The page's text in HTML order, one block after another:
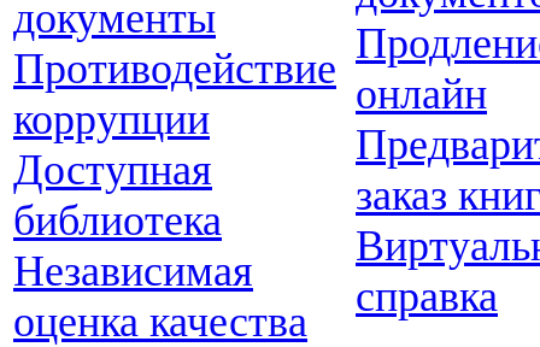
документы
Противодействие
коррупции
Доступная
библиотека
Независимая
оценка качества
онлайн
заказ
справка